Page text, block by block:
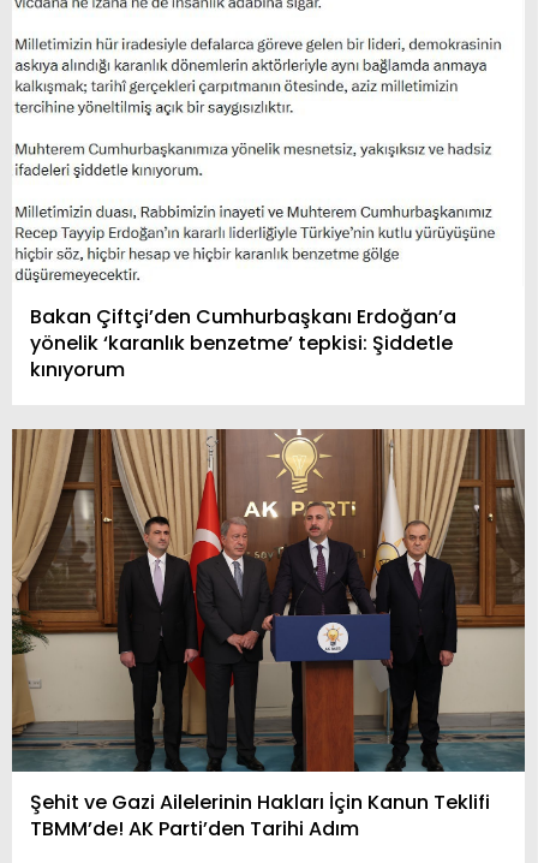
Bakan Çiftçi’den Cumhurbaşkanı Erdoğan’a
yönelik ‘karanlık benzetme’ tepkisi: Şiddetle
kınıyorum
Şehit ve Gazi Ailelerinin Hakları İçin Kanun Teklifi
TBMM’de! AK Parti’den Tarihi Adım